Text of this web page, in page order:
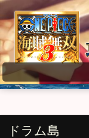
ワンピース海賊無
ドラム島